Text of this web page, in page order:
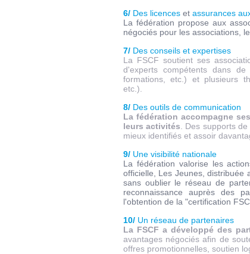
6/ Des licences et assurances
La fédération propose aux
négociés pour les associations,
7/ Des conseils et expertises
La FSCF soutient ses
d'experts compétents dans de
formations, etc.) et plusieurs
etc.).
8/ Des outils de communication
La fédération accompagne
leurs activités . Des supports
mieux identifiés et assoir
9/ Une visibilité nationale
La fédération valorise les
officielle, Les Jeunes, distribuée
sans oublier le réseau de
reconnaissance auprès des
l'obtention de la "certification
10/ Un réseau de partenaires
La FSCF a développé des
avantages négociés afin de
offres promotionnelles, soutien